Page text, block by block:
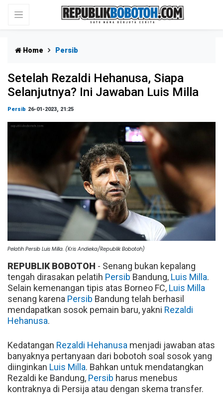
Home Persib
Setelah Rezaldi Hehanusa, Siapa
Selanjutnya? Ini Jawaban Luis Milla
Persib 26-01-2023, 21:25
Pelatih Persib Luis Milla. (Kris Andieka/Republik Bobotoh)
REPUBLIK BOBOTOH - Senang bukan kepalang
tengah dirasakan pelatih Persib Bandung, Luis Milla.
Selain kemenangan tipis atas Borneo FC, Luis Milla
senang karena Persib Bandung telah berhasil
mendapatkan sosok pemain baru, yakni Rezaldi
Hehanusa.
Kedatangan Rezaldi Hehanusa menjadi jawaban atas
banyaknya pertanyaan dari bobotoh soal sosok yang
diinginkan Luis Milla. Bahkan untuk mendatangkan
Rezaldi ke Bandung, Persib harus menebus
kontraknya di Persija atau dengan skema transfer.